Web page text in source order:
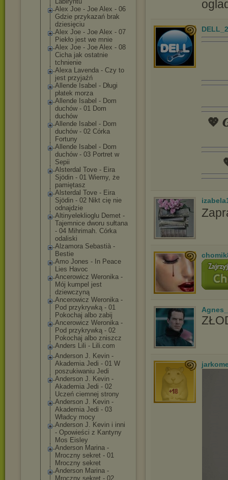
Alex Joe - Joe Alex - 06
Gdzie przykazań brak
dziesięciu
Alex Joe - Joe Alex - 07
Piekło jest we mnie
Alex Joe - Joe Alex - 08
Cicha jak ostatnie
tchnienie
Alexa Lavenda - Czy to
jest przyjaźń
Allende Isabel - Długi
płatek morza
Allende Isabel - Dom
duchów - 01 Dom
duchów
Allende Isabel - Dom
duchów - 02 Córka
Fortuny
Allende Isabel - Dom
duchów - 03 Portret w
Sepii
Alsterdal Tove - Eira
Sjödin - 01 Wiemy, że
pamiętasz
Alsterdal Tove - Eira
Sjödin - 02 Nikt cię nie
odnajdzie
Altinyelekliog lu Demet -
Tajemnice dworu sułtana
- 04 Mihrimah. Córka
odaliski
Alzamora Sebastià -
Bestie
Amo Jones - In Peace
Lies Havoc
Ancerowicz Weronika -
Mój kumpel jest
dziewczyną
Ancerowicz Weronika -
Pod przykrywką - 01
Pokochaj albo zabij
Ancerowicz Weronika -
Pod przykrywką - 02
Pokochaj albo zniszcz
Anders Lili - Lili.com
Anderson J. Kevin -
Akademia Jedi - 01 W
poszukiwaniu Jedi
Anderson J. Kevin -
Akademia Jedi - 02
Uczeń ciemnej strony
Anderson J. Kevin -
Akademia Jedi - 03
Władcy mocy
Anderson J. Kevin i inni
- Opowieści z Kantyny
Mos Eisley
Anderson Marina -
Mroczny sekret - 01
Mroczny sekret
Anderson Marina -
Mroczny sekret - 02
💖